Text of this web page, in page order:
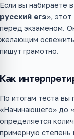
Если вы набираете
русский егэ»,
перед экзаменом.
желающим освежить
пишут грамотно.
Как
По итогам теста вы
«Начинающего» до
определяется
примерную степень